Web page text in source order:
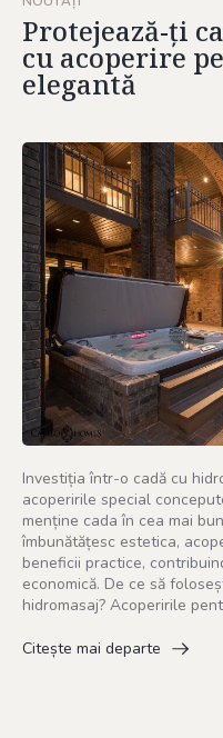
Investiția într-o cadă cu
acoperirile special
menține cada în cea mai
îmbunătățesc estetica,
beneficii practice,
economică. De ce să
hidromasaj? Acoperirile
Citește mai departe
Protejează-ți
cu acoperire
elegantă